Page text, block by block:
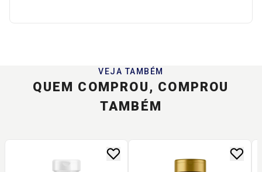
VEJA TAMBÉM
QUEM COMPROU, COMPROU
TAMBÉM